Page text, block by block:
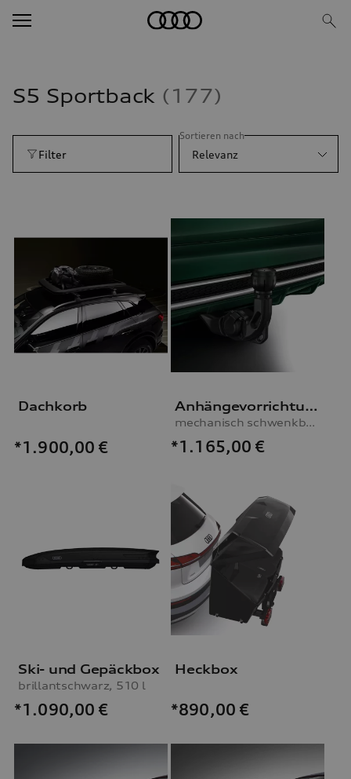
S5 Sportback 177
Filter
Sortieren nach
Relevanz
Dachkorb
*1.900,00 €
Anhängevorrichtung
mechanisch schwenkbar, inkl. E-Satz
*1.165,00 €
Ski- und Gepäckbox
brillantschwarz, 510 l
*1.090,00 €
Heckbox
*890,00 €